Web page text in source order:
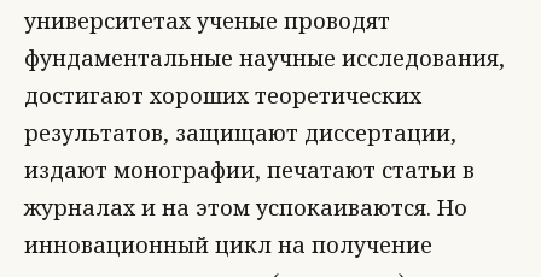
университетах ученые проводят
фундаментальные научные исследования,
достигают хороших теоретических
результатов, защищают диссертации,
издают монографии, печатают статьи в
журналах и на этом успокаиваются. Но
инновационный цикл на получение